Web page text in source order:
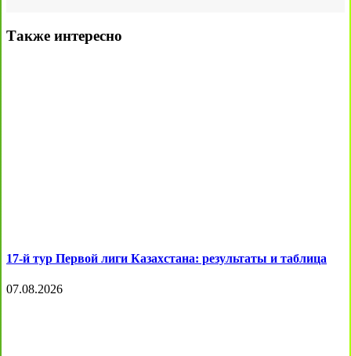
Также интересно
17-й тур Первой лиги Казахстана: результаты и таблица
07.08.2026